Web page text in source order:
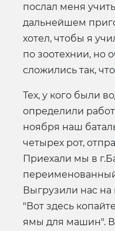
послал меня
дальнейшем
хотел, чтобы я
по зоотехнии, но
сложились так,
Тех, у кого были
определили
ноября наш
четырех рот,
Приехали мы в
Выгрузили нас на
"Вот здесь
ямы для машин".